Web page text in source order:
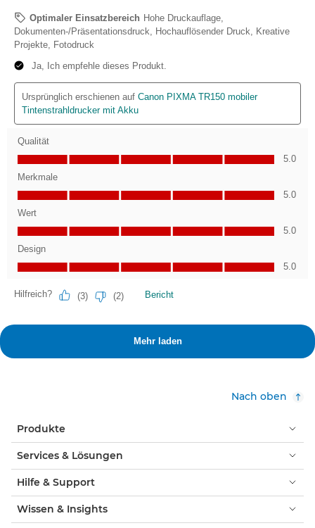
Nach oben
Produkte
Services & Lösungen
Hilfe & Support
Wissen & Insights